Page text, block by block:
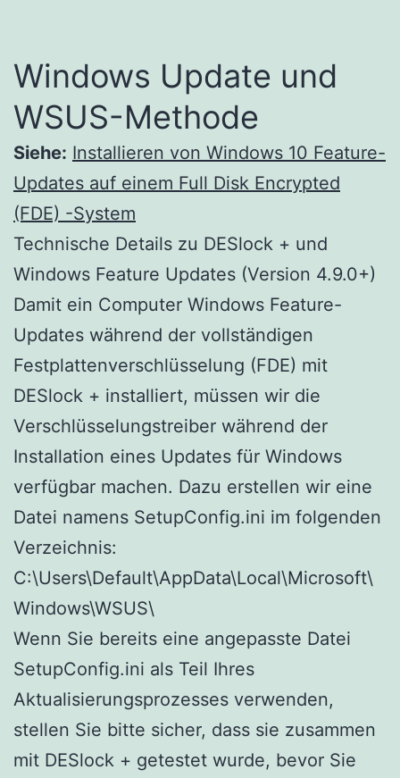
Windows Update und
WSUS-Methode
Siehe: Installieren von Windows 10 Feature-
Updates auf einem Full Disk Encrypted
(FDE) -System
Technische Details zu DESlock + und
Windows Feature Updates (Version 4.9.0+)
Damit ein Computer Windows Feature-
Updates während der vollständigen
Festplattenverschlüsselung (FDE) mit
DESlock + installiert, müssen wir die
Verschlüsselungstreiber während der
Installation eines Updates für Windows
verfügbar machen. Dazu erstellen wir eine
Datei namens SetupConfig.ini im folgenden
Verzeichnis:
C:\Users\Default\AppData\Local\Microsoft\
Windows\WSUS\
Wenn Sie bereits eine angepasste Datei
SetupConfig.ini als Teil Ihres
Aktualisierungsprozesses verwenden,
stellen Sie bitte sicher, dass sie zusammen
mit DESlock + getestet wurde, bevor Sie